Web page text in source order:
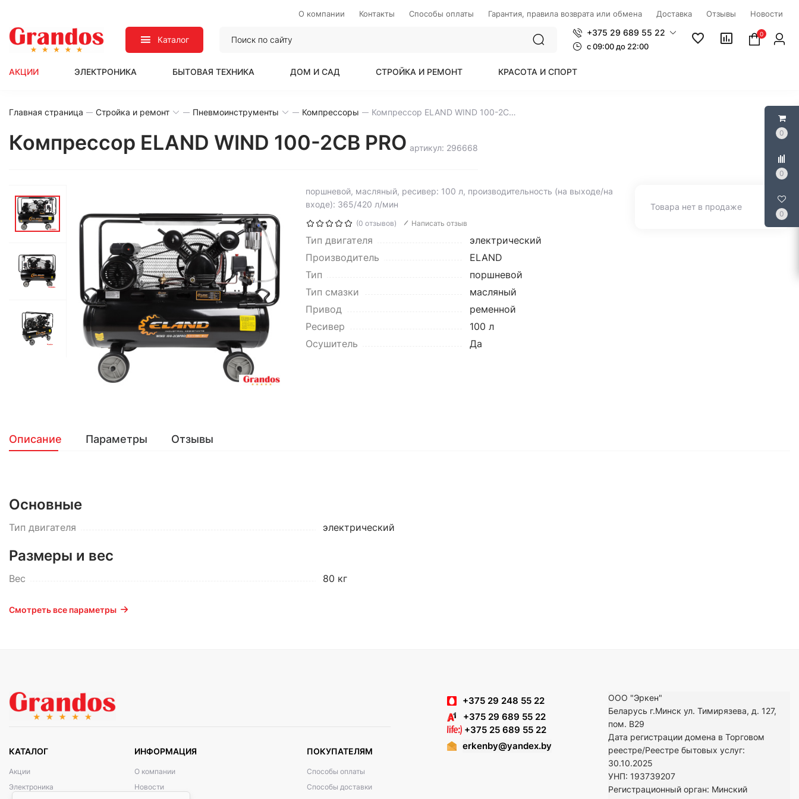
0
0
0
О компании Контакты Способы оплаты Гарантия, правила возврата или обмена Доставка Отзывы Новости
Каталог
+375 29 689 55 22
c 09:00 до 22:00
0
АКЦИИ ЭЛЕКТРОНИКА БЫТОВАЯ ТЕХНИКА ДОМ И САД СТРОЙКА И РЕМОНТ КРАСОТА И СПОРТ
Главная страница Стройка и ремонт Пневмоинструменты Компрессоры Компрессор ELAND WIND 100-2CB PRO
Компрессор ELAND WIND 100-2CB PRO артикул: 296668
поршневой, масляный, ресивер: 100 л, производительность (на выходе/на
входе): 365/420 л/мин
(0 отзывов) Написать отзыв
Тип двигателя
электрический
Производитель
ELAND
Тип
поршневой
Тип смазки
масляный
Привод
ременной
Ресивер
100 л
Осушитель
Да
Товара нет в продаже
Описание Параметры Отзывы
Основные
Тип двигателя электрический
Размеры и вес
Вес 80 кг
Смотреть все параметры
КАТАЛОГ
Акции
Электроника
ИНФОРМАЦИЯ
О компании
Новости
ПОКУПАТЕЛЯМ
Способы оплаты
Способы доставки
+375 29 248 55 22
+375 29 689 55 22
+375 25 689 55 22
erkenby@yandex.by
ООО "Эркен"
Беларусь г.Минск ул. Тимирязева, д. 127,
пом. В29
Дата регистрации домена в Торговом
реестре/Реестре бытовых услуг:
30.10.2025
УНП: 193739207
Регистрационный орган: Минский